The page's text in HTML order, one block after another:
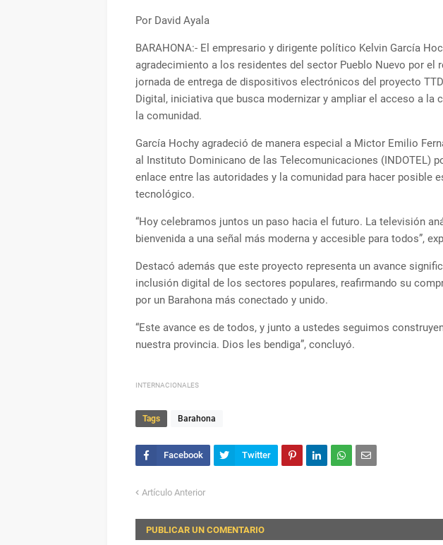
Por David Ayala
BARAHONA:- El empresario y dirigente político Kelvin García
agradecimiento a los residentes del sector Pueblo Nuevo por el
jornada de entrega de dispositivos electrónicos del proyecto
Digital, iniciativa que busca modernizar y ampliar el acceso a la
la comunidad.
García Hochy agradeció de manera especial a Mictor Emilio
al Instituto Dominicano de las Telecomunicaciones (INDOTEL)
enlace entre las autoridades y la comunidad para hacer posible
tecnológico.
“Hoy celebramos juntos un paso hacia el futuro. La televisión
bienvenida a una señal más moderna y accesible para todos”,
Destacó además que este proyecto representa un avance
inclusión digital de los sectores populares, reafirmando su
por un Barahona más conectado y unido.
“Este avance es de todos, y junto a ustedes seguimos
nuestra provincia. Dios les bendiga”, concluyó.
INTERNACIONALES
Tags Barahona
Artículo Anterior
PUBLICAR UN COMENTARIO